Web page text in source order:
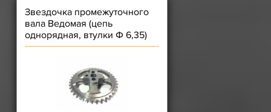
Звездочка промежуточного
вала Ведомая (цепь
однорядная, втулки Ф 6,35)
ЗМЗ-406